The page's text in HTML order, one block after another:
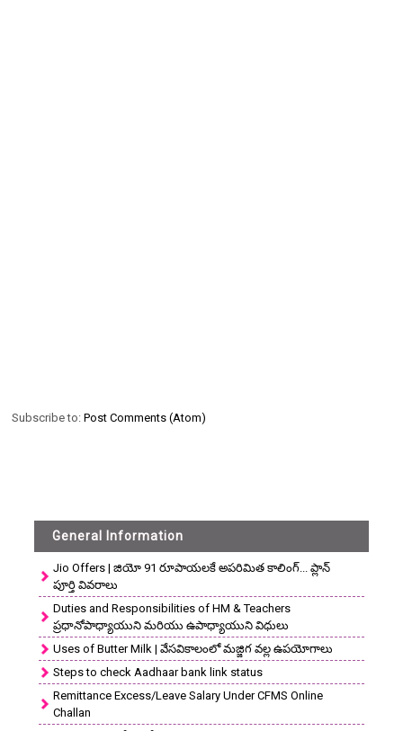
Subscribe to:Post Comments (Atom)
General Information
Jio Offers | జియో 91 రూపాయలకే అపరిమిత కాలింగ్... ప్లాన్
పూర్తి వివరాలు
Duties and Responsibilities of HM & Teachers
ప్రధానోపాధ్యాయుని మరియు ఉపాధ్యాయుని విధులు
Uses of Butter Milk | వేసవికాలంలో మజ్జిగ వల్ల ఉపయోగాలు
Steps to check Aadhaar bank link status
Remittance Excess/Leave Salary Under CFMS Online
Challan